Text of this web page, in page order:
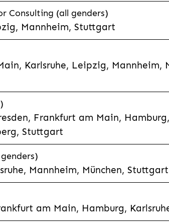
Consulting (all genders)
Mannheim, Stuttgart
Karlsruhe, Leipzig, Mannheim,
Frankfurt am Main,
Stuttgart
Mannheim, München, Stuttgart
am Main, Hamburg,